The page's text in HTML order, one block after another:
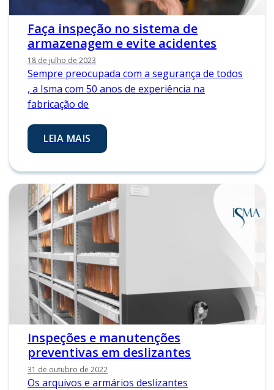
Faça inspeção no sistema de
armazenagem e evite acidentes
18 de julho de 2023
Sempre preocupada com a segurança de todos
, a Isma com 50 anos de experiência na
fabricação de
LEIA MAIS
Inspeções e manutenções
preventivas em deslizantes
31 de outubro de 2022
Os arquivos e armários deslizantes